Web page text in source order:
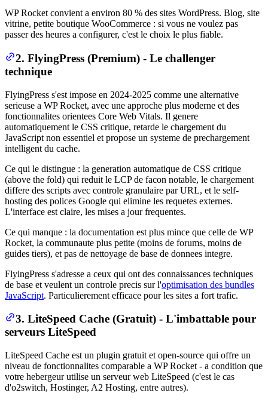
WP Rocket convient a environ 80 % des sites WordPress. Blog, site
vitrine, petite boutique WooCommerce : si vous ne voulez pas
passer des heures a configurer, c'est le choix le plus fiable.
2. FlyingPress (Premium) - Le challenger
technique
FlyingPress s'est impose en 2024-2025 comme une alternative
serieuse a WP Rocket, avec une approche plus moderne et des
fonctionnalites orientees Core Web Vitals. Il genere
automatiquement le CSS critique, retarde le chargement du
JavaScript non essentiel et propose un systeme de prechargement
intelligent du cache.
Ce qui le distingue : la generation automatique de CSS critique
(above the fold) qui reduit le LCP de facon notable, le chargement
differe des scripts avec controle granulaire par URL, et le self-
hosting des polices Google qui elimine les requetes externes.
L'interface est claire, les mises a jour frequentes.
Ce qui manque : la documentation est plus mince que celle de WP
Rocket, la communaute plus petite (moins de forums, moins de
guides tiers), et pas de nettoyage de base de donnees integre.
FlyingPress s'adresse a ceux qui ont des connaissances techniques
de base et veulent un controle precis sur l'optimisation des bundles
JavaScript. Particulierement efficace pour les sites a fort trafic.
3. LiteSpeed Cache (Gratuit) - L'imbattable pour
serveurs LiteSpeed
LiteSpeed Cache est un plugin gratuit et open-source qui offre un
niveau de fonctionnalites comparable a WP Rocket - a condition que
votre hebergeur utilise un serveur web LiteSpeed (c'est le cas
d'o2switch, Hostinger, A2 Hosting, entre autres).